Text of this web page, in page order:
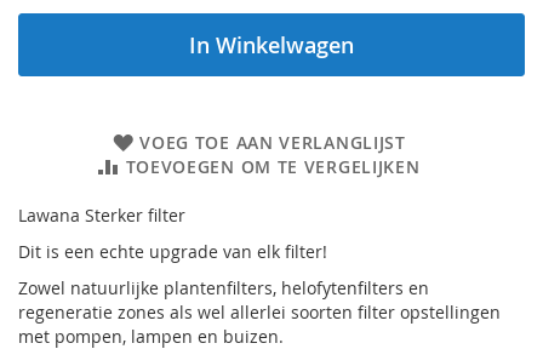
In Winkelwagen
VOEG TOE AAN VERLANGLIJST
TOEVOEGEN OM TE VERGELIJKEN
Lawana Sterker filter
Dit is een echte upgrade van elk filter!
Zowel natuurlijke plantenfilters, helofytenfilters en
regeneratie zones als wel allerlei soorten filter opstellingen
met pompen, lampen en buizen.